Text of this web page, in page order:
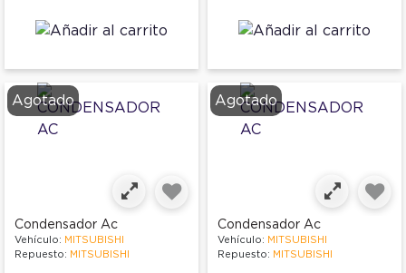
Agotado
Condensador Ac
Vehículo: MITSUBISHI
Repuesto: MITSUBISHI
Agotado
Condensador Ac
Vehículo: MITSUBISHI
Repuesto: MITSUBISHI